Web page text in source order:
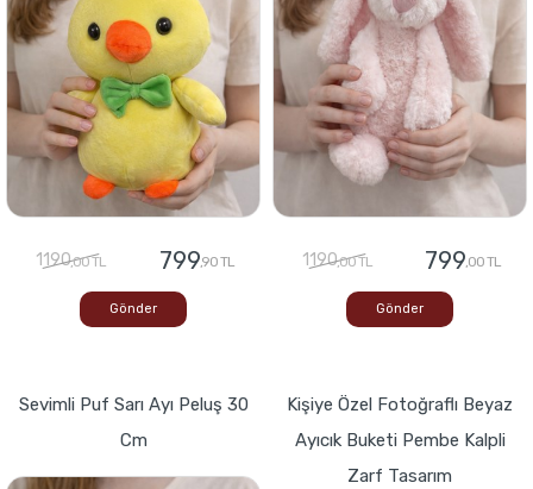
1190,00 TL 799,90 TL
Gönder
1190,00 TL 799,00 TL
Gönder
Sevimli Puf Sarı Ayı Peluş 30
Cm
Kişiye Özel Fotoğraflı Beyaz
Ayıcık Buketi Pembe Kalpli
Zarf Tasarım